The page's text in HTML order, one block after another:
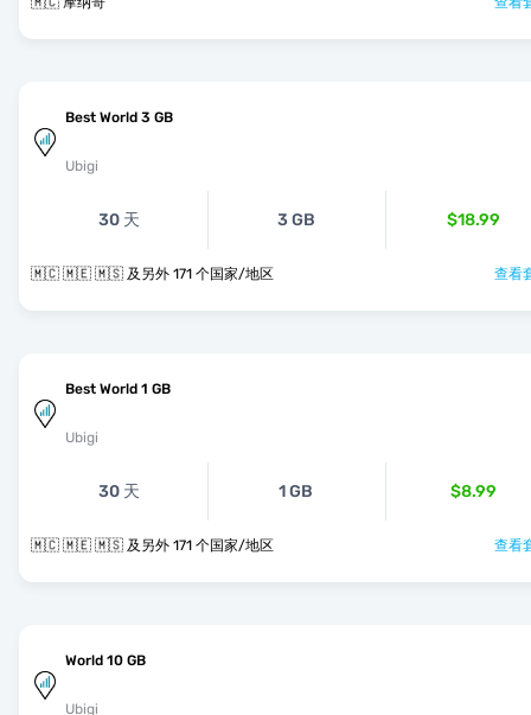
Best World 3 GB
Ubigi
30 天 3 GB $18.99
🇲🇨 🇲🇪 🇲🇸 及另外 171 个国家/地区 查看
Best World 1 GB
Ubigi
30 天 1 GB $8.99
🇲🇨 🇲🇪 🇲🇸 及另外 171 个国家/地区 查看
World 10 GB
Ubigi